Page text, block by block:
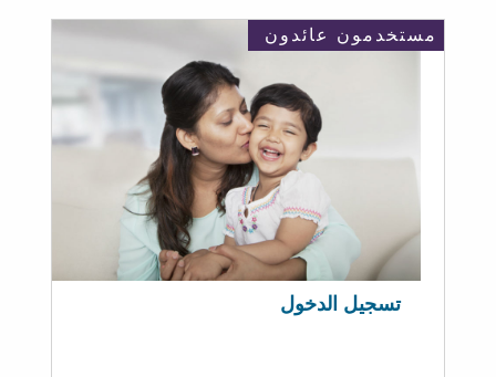
مستخدمون عائدون
تسجيل الدخول